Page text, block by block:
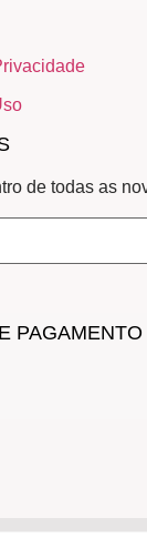
de todas as
PAGAMENTO